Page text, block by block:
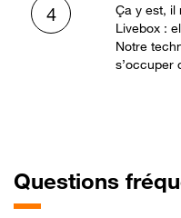
4
Ça y est, il
Livebox :
Notre
s’occuper
Questions